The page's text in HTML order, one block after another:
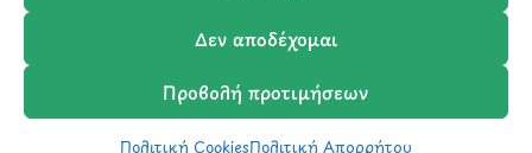
Δεν αποδέχομαι
Προβολή προτιμήσεων
Πολιτική CookiesΠολιτική Απορρήτου
info@ypografi.com